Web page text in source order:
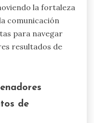
la fortaleza
comunicación
para navegar
resultados de
de